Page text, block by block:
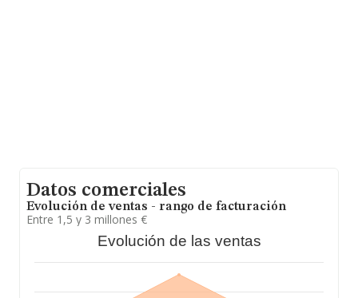
Datos comerciales
Evolución de ventas - rango de facturación
Entre 1,5 y 3 millones €
Evolución de las ventas